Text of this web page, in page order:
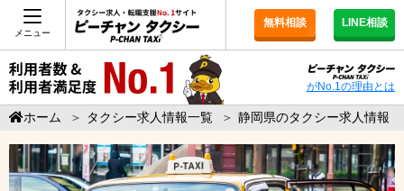
メニュー
無料相談 LINE相談
がNo.1の理由とは
ホーム ＞ タクシー求人情報一覧 ＞ 静岡県のタクシー求人情報